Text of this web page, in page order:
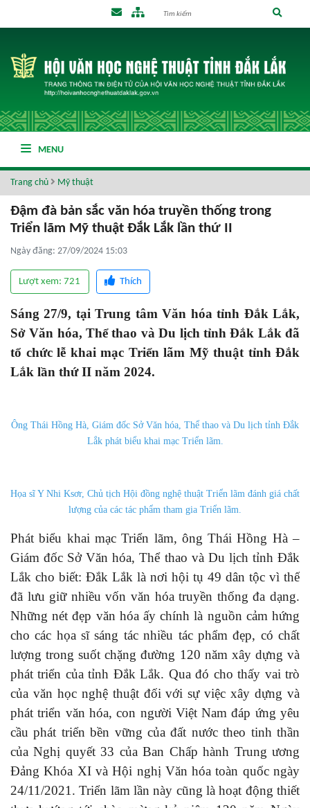
MENU
Trang chủ Mỹ thuật
Đậm đà bản sắc văn hóa truyền thống trong
Triển lãm Mỹ thuật Đắk Lắk lần thứ II
Ngày đăng: 27/09/2024 15:03
Lượt xem: 721 Thích
Sáng 27/9, tại Trung tâm Văn hóa tỉnh Đắk Lắk,
Sở Văn hóa, Thể thao và Du lịch tỉnh Đắk Lắk đã
tổ chức lễ khai mạc Triển lãm Mỹ thuật tỉnh Đắk
Lắk lần thứ II năm 2024.
Ông Thái Hồng Hà, Giám đốc Sở Văn hóa, Thể thao và Du lịch tỉnh Đắk
Lắk phát biểu khai mạc Triển lãm.
Họa sĩ Y Nhi Ksơr, Chủ tịch Hội đồng nghệ thuật Triển lãm đánh giá chất
lượng của các tác phẩm tham gia Triển lãm.
Phát biểu khai mạc Triển lãm, ông Thái Hồng Hà –
Giám đốc Sở Văn hóa, Thể thao và Du lịch tỉnh Đắk
Lắk cho biết: Đắk Lắk là nơi hội tụ 49 dân tộc vì thế
đã lưu giữ nhiều vốn văn hóa truyền thống đa dạng.
Những nét đẹp văn hóa ấy chính là nguồn cảm hứng
cho các họa sĩ sáng tác nhiều tác phẩm đẹp, có chất
lượng trong suốt chặng đường 120 năm xây dựng và
phát triển của tỉnh Đắk Lắk. Qua đó cho thấy vai trò
của văn học nghệ thuật đối với sự việc xây dựng và
phát triển văn hóa, con người Việt Nam đáp ứng yêu
cầu phát triển bền vững của đất nước theo tinh thần
của Nghị quyết 33 của Ban Chấp hành Trung ương
Đảng Khóa XI và Hội nghị Văn hóa toàn quốc ngày
24/11/2021. Triển lãm lần này cũng là hoạt động thiết